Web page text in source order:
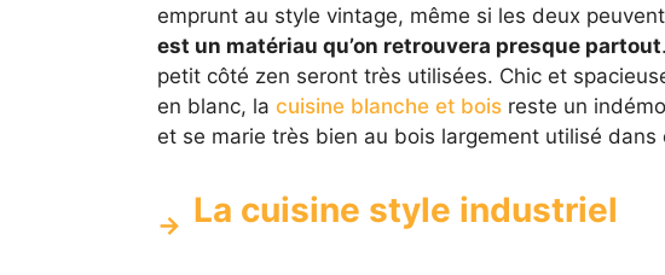
emprunt au style vintage, même si les deux
est un matériau qu’on retrouvera presque partout
petit côté zen seront très utilisées. Chic et
en blanc, la cuisine blanche et boisreste un
et se marie très bien au bois largement utilisé dans
La cuisine style industriel